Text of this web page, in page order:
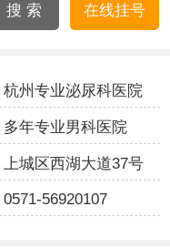
搜 索 在线挂号
杭州专业泌尿科医院
多年专业男科医院
上城区西湖大道37号
0571-56920107